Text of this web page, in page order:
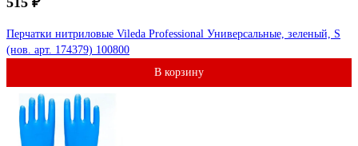
Перчатки нитриловые Vileda Professional Универсальные, зеленый, S
(нов. арт. 174379) 100800
В корзину